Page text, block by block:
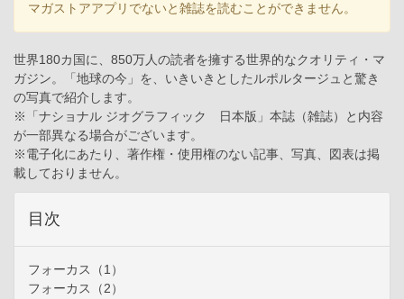
マガストアアプリでないと雑誌を読むことができません。
世界180カ国に、850万人の読者を擁する世界的なクオリティ・マ
ガジン。「地球の今」を、いきいきとしたルポルタージュと驚き
の写真で紹介します。
※「ナショナル ジオグラフィック 日本版」本誌（雑誌）と内容
が一部異なる場合がございます。
※電子化にあたり、著作権・使用権のない記事、写真、図表は掲
載しておりません。
目次
フォーカス（1）
フォーカス（2）